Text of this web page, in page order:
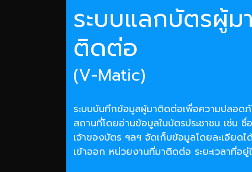
ระบบแลกบัตรผู้มา
ติดต่อ
(V-Matic)
ระบบบันทึกข้อมูลผู้มาติดต่อเพื่อความปลอด
สถานที่โดยอ่านข้อมูลในบัตรประชาชน เช่น
เจ้าของบัตร ฯลฯ จัดเก็บข้อมูลโดยละเอียดไ
เข้าออก หน่วยงานที่มาติดต่อ ระยะเวลาที่อยู่